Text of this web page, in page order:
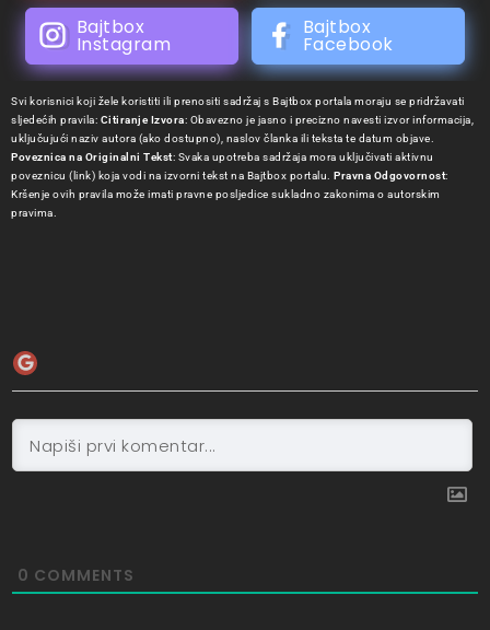
Bajtbox
Instagram
Bajtbox
Facebook
Svi korisnici koji žele koristiti ili prenositi sadržaj s Bajtbox portala moraju se pridržavati
sljedećih pravila: Citiranje Izvora: Obavezno je jasno i precizno navesti izvor informacija,
uključujući naziv autora (ako dostupno), naslov članka ili teksta te datum objave.
Poveznica na Originalni Tekst: Svaka upotreba sadržaja mora uključivati aktivnu
poveznicu (link) koja vodi na izvorni tekst na Bajtbox portalu. Pravna Odgovornost:
Kršenje ovih pravila može imati pravne posljedice sukladno zakonima o autorskim
pravima.
0 COMMENTS